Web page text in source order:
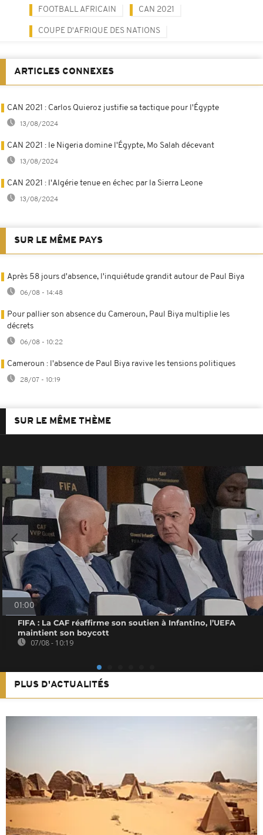
FOOTBALL AFRICAIN CAN 2021
COUPE D'AFRIQUE DES NATIONS
ARTICLES CONNEXES
CAN 2021 : Carlos Quieroz justifie sa tactique pour l'Égypte
13/08/2024
CAN 2021 : le Nigeria domine l'Égypte, Mo Salah décevant
13/08/2024
CAN 2021 : l'Algérie tenue en échec par la Sierra Leone
13/08/2024
SUR LE MÊME PAYS
Après 58 jours d'absence, l'inquiétude grandit autour de Paul Biya
06/08 - 14:48
Pour pallier son absence du Cameroun, Paul Biya multiplie les
décrets
06/08 - 10:22
Cameroun : l'absence de Paul Biya ravive les tensions politiques
28/07 - 10:19
SUR LE MÊME THÈME
01:00
FIFA : La CAF réaffirme son soutien à Infantino, l’UEFA
maintient son boycott
07/08 - 10:19
PLUS D'ACTUALITÉS